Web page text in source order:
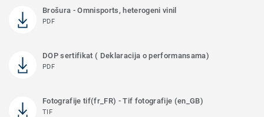
Brošura - Omnisports, heterogeni vinil
PDF
DOP sertifikat ( Deklaracija o performansama)
PDF
Fotografije tif(fr_FR) - Tif fotografije (en_GB)
TIF